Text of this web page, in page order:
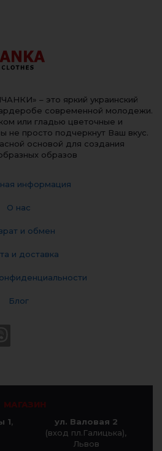
– это яркий украинский
современной молодежи.
или гладью цветочные и
не просто подчеркнут Ваш вкус.
основой для создания
образов
информация
О нас
и обмен
и доставка
Блог
МАГАЗИН
1,
ул. Валовая 2
(вход пл.Галицька),
Львов